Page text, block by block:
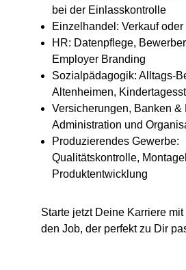
bei der Einlasskontrolle
Einzelhandel: Verkauf
HR: Datenpflege,
Employer Branding
Sozialpädagogik: Alltags-
Altenheimen,
Versicherungen, Banken &
Administration und
Produzierendes Gewerbe:
Qualitätskontrolle,
Produktentwicklung
Starte jetzt Deine Karriere mit
den Job, der perfekt zu Dir